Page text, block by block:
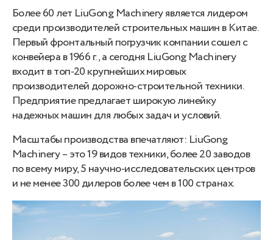
Более 60 лет LiuGong Machinery является лидером
среди производителей строительных машин в Китае.
Первый фронтальный погрузчик компании сошел с
конвейера в 1966 г., а сегодня LiuGong Machinery
входит в топ-20 крупнейших мировых
производителей дорожно-строительной техники.
Предприятие предлагает широкую линейку
надежных машин для любых задач и условий.
Масштабы производства впечатляют: LiuGong
Machinery – это 19 видов техники, более 20 заводов
по всему миру, 5 научно-исследовательских центров
и не менее 300 дилеров более чем в 100 странах.